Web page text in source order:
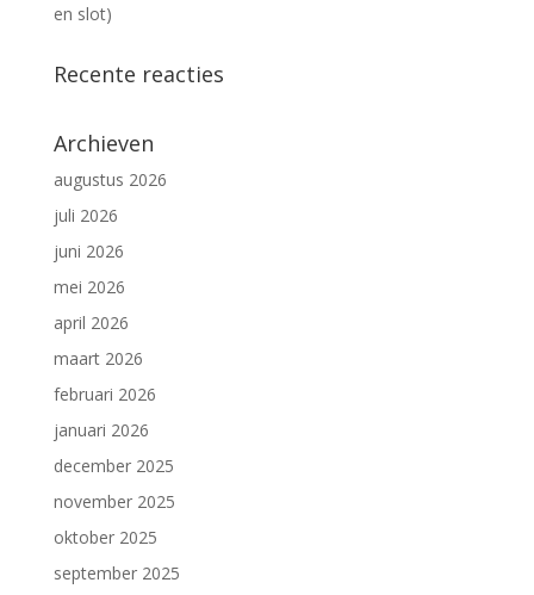
en slot)
Recente reacties
Archieven
augustus 2026
juli 2026
juni 2026
mei 2026
april 2026
maart 2026
februari 2026
januari 2026
december 2025
november 2025
oktober 2025
september 2025